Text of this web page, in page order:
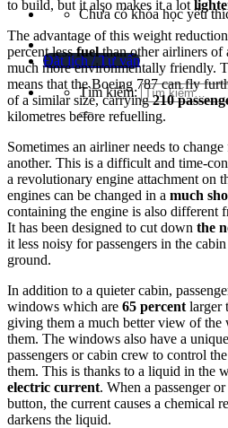
Chưa có khóa học yêu
Đặt lịch / Tư vấn
Tìm kiếm:
to build, but it also makes it a lot
The advantage of this weight
percent lessfuelthan other airliners of
much more environmentally friendly.
means that the Boeing 787 can fly
of a similar size, carrying210
kilometres before refuelling.
Sometimes an airliner needs to
another. This is a difficult and time-
a revolutionary engine attachment on
engines can be changed in a much
containing the engine is also different
It has been designed to cut down the
it less noisy for passengers in the
ground.
In addition to a quieter cabin,
windows which are 65 percent larger
giving them a much better view of
them. The windows also have a
passengers or cabin crew to control
them. This is thanks to a liquid in the
electric current. When a passenger
button, the current causes a chemical
darkens the liquid.